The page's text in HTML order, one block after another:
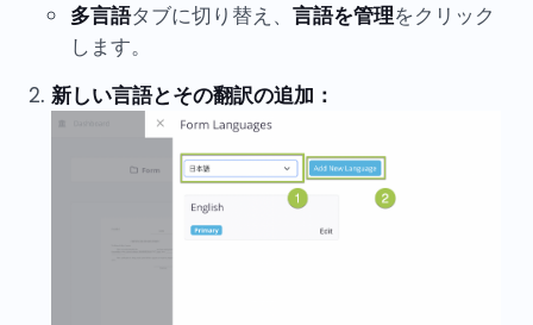
多言語タブに切り替え、 言語を管理をクリック
します。
新しい言語とその翻訳の追加：